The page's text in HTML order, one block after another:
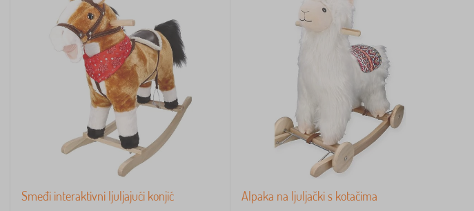
Smeđi interaktivni ljuljajući konjić Alpaka na ljuljački s kotačima